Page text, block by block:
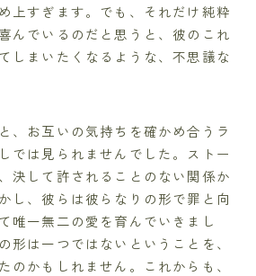
上すぎます。でも、それだけ純粋
んでいるのだと思うと、彼のこれ
しまいたくなるような、不思議な
、お互いの気持ちを確かめ合うラ
では見られませんでした。ストー
決して許されることのない関係か
し、彼らは彼らなりの形で罪と向
唯一無二の愛を育んでいきまし
形は一つではないということを、
のかもしれません。これからも、